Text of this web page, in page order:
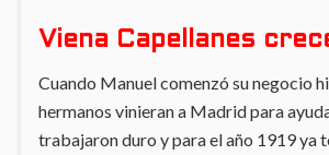
Viena Capellanes
Cuando Manuel comenzó su negocio
hermanos vinieran a Madrid para
trabajaron duro y para el año 1919 ya